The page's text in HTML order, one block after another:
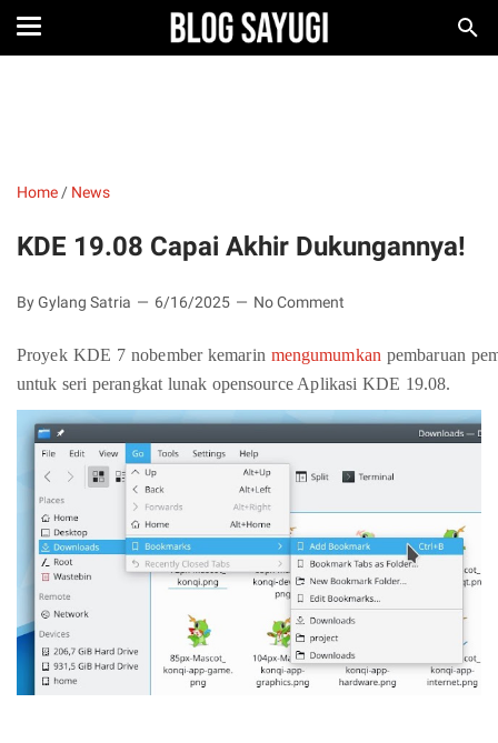
Home / News
KDE 19.08 Capai Akhir Dukungannya!
By Gylang Satria 6/16/2025 No Comment
Proyek KDE 7 nobember kemarin mengumumkan pembaruan
untuk seri perangkat lunak opensource Aplikasi KDE 19.08.